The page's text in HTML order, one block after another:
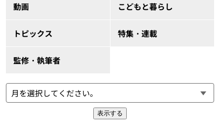
動画 こどもと暮らし
トピックス 特集・連載
監修・執筆者
表示する